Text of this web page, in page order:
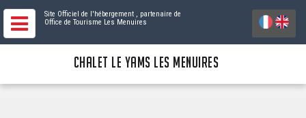
Site Officiel de l'hébergement , partenaire de
Office de Tourisme Les Menuires
CHALET LE YAMS LES MENUIRES